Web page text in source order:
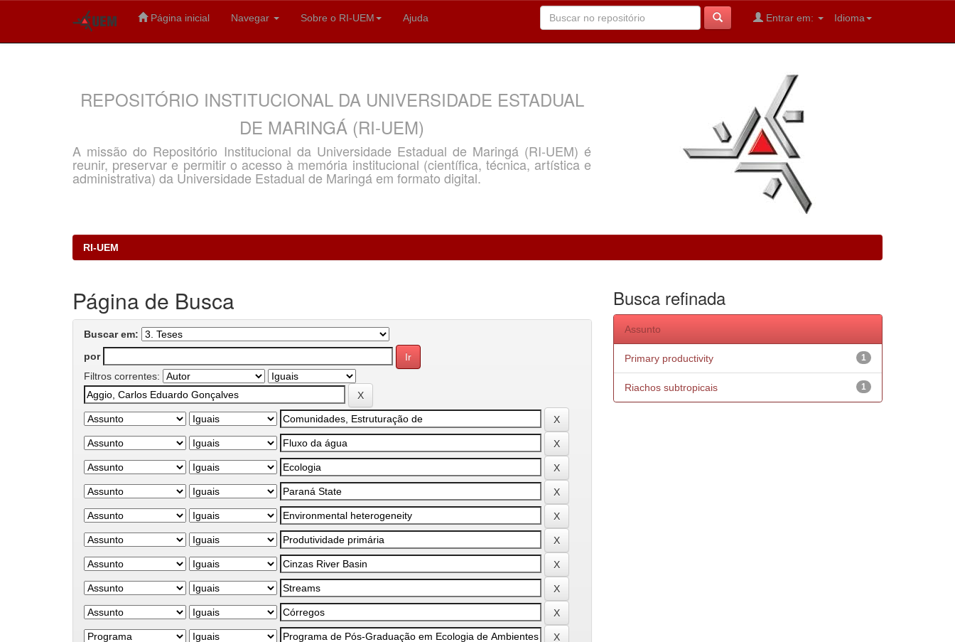
Página inicial Navegar Sobre o RI-UEM Ajuda Idioma
Entrar em:
REPOSITÓRIO INSTITUCIONAL DA UNIVERSIDADE ESTADUAL
DE MARINGÁ (RI-UEM)
A missão do Repositório Institucional da Universidade Estadual de Maringá (RI-UEM) é
reunir, preservar e permitir o acesso à memória institucional (científica, técnica, artística e
administrativa) da Universidade Estadual de Maringá em formato digital.
RI-UEM
Página de Busca
Buscar em:
por
Filtros correntes:
Busca refinada
Assunto
1
Primary productivity
1
Riachos subtropicais